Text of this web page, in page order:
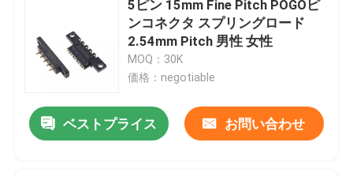
cnc精密部品
注射模具メーカー
射出成形部品
5ピン 15mm Fine Pitch POGOピ
ンコネクタ スプリングロード
2.54mm Pitch 男性 女性
MOQ：30K
価格：negotiable
ベストプライス お問い合わせ